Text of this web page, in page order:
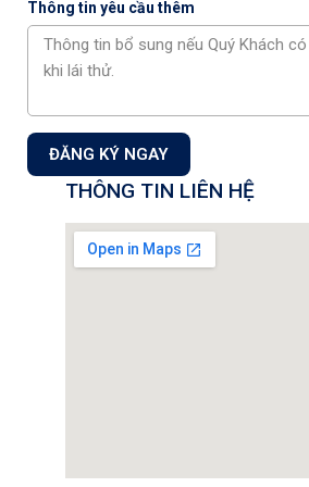
Chia sẻ :
Công ty Cổ phần Auto Capital
Showroom & Xưởng dịch vụ:
Lô 1, Phạm Văn Đồng, Phường Xuân
Thông tin yêu cầu thêm
ĐĂNG KÝ NGAY
THÔNG TIN LIÊN HỆ